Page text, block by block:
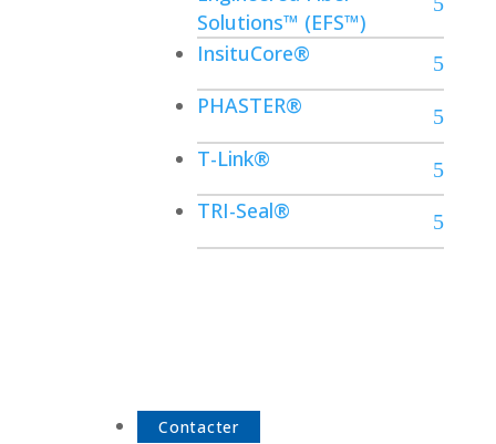
Solutions™ (EFS™)
InsituCore®
PHASTER®
T-Link®
TRI-Seal®
Contacter